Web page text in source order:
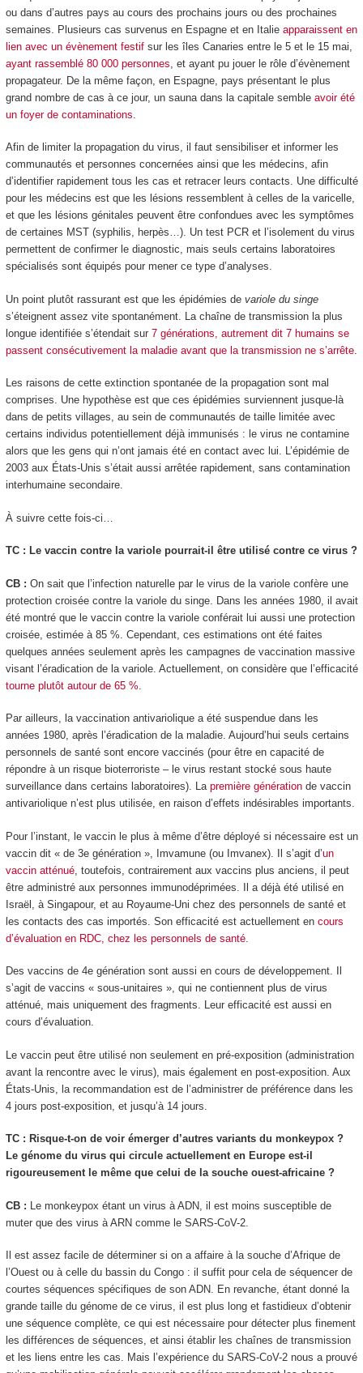
ou dans d’autres pays au cours des prochains jours ou des prochaines
semaines. Plusieurs cas survenus en Espagne et en Italie apparaissent en
lien avec un évènement festifsur les îles Canaries entre le 5 et le 15 mai,
ayant rassemblé 80 000 personnes , et ayant pu jouer le rôle d’évènement
propagateur. De la même façon, en Espagne, pays présentant le plus
grand nombre de cas à ce jour, un sauna dans la capitale semble avoir été
un foyer de contaminations
Afin de limiter la propagation du virus, il faut sensibiliser et informer les
communautés et personnes concernées ainsi que les médecins, afin
d’identifier rapidement tous les cas et retracer leurs contacts. Une difficulté
pour les médecins est que les lésions ressemblent à celles de la varicelle,
et que les lésions génitales peuvent être confondues avec les symptômes
de certaines MST (syphilis, herpès…). Un test PCR et l’isolement du virus
permettent de confirmer le diagnostic, mais seuls certains laboratoires
spécialisés sont équipés pour mener ce type d’analyses.
Un point plutôt rassurant est que les épidémies de variole du singe
s’éteignent assez vite spontanément. La chaîne de transmission la plus
longue identifiée s’étendait sur 7 générations, autrement dit 7 humains se
passent consécutivement la maladie avant que la transmission ne s’arrête.
Les raisons de cette extinction spontanée de la propagation sont mal
comprises. Une hypothèse est que ces épidémies surviennent jusque-là
dans de petits villages, au sein de communautés de taille limitée avec
certains individus potentiellement déjà immunisés : le virus ne contamine
alors que les gens qui n’ont jamais été en contact avec lui. L’épidémie de
2003 aux États-Unis s’était aussi arrêtée rapidement, sans contamination
interhumaine secondaire.
À suivre cette fois-ci…
TC : Le vaccin contre la variole pourrait-il être utilisé contre ce virus ?
CB : On sait que l’infection naturelle par le virus de la variole confère une
protection croisée contre la variole du singe. Dans les années 1980, il avait
été montré que le vaccin contre la variole conférait lui aussi une protection
croisée, estimée à 85 %. Cependant, ces estimations ont été faites
quelques années seulement après les campagnes de vaccination massive
visant l’éradication de la variole. Actuellement, on considère que l’efficacité
tourne plutôt autour de 65 %
Par ailleurs, la vaccination antivariolique a été suspendue dans les
années 1980, après l’éradication de la maladie. Aujourd’hui seuls certains
personnels de santé sont encore vaccinés (pour être en capacité de
répondre à un risque bioterroriste – le virus restant stocké sous haute
surveillance dans certains laboratoires). La première générationde vaccin
antivariolique n’est plus utilisée, en raison d’effets indésirables importants.
Pour l’instant, le vaccin le plus à même d’être déployé si nécessaire est un
vaccin dit « de 3egénération », Imvamune (ou Imvanex). Il s’agit d’un
vaccin atténué, toutefois, contrairement aux vaccins plus anciens, il peut
être administré aux personnes immunodéprimées. Il a déjà été utilisé en
Israël, à Singapour, et au Royaume-Uni chez des personnels de santé et
les contacts des cas importés. Son efficacité est actuellement en cours
d’évaluation en RDC, chez les personnels de santé.
Des vaccins de 4egénération sont aussi en cours de développement. Il
s’agit de vaccins « sous-unitaires », qui ne contiennent plus de virus
atténué, mais uniquement des fragments. Leur efficacité est aussi en
cours d’évaluation.
Le vaccin peut être utilisé non seulement en pré-exposition (administration
avant la rencontre avec le virus), mais également en post-exposition. Aux
États-Unis, la recommandation est de l’administrer de préférence dans les
4 jours post-exposition, et jusqu’à 14 jours.
TC : Risque-t-on de voir émerger d’autres variants du monkeypox ?
Le génome du virus qui circule actuellement en Europe est-il
rigoureusement le même que celui de la souche ouest-africaine ?
CB : Le monkeypox étant un virus à ADN, il est moins susceptible de
muter que des virus à ARN comme le SARS-CoV-2.
Il est assez facile de déterminer si on a affaire à la souche d’Afrique de
l’Ouest ou à celle du bassin du Congo : il suffit pour cela de séquencer de
courtes séquences spécifiques de son ADN. En revanche, étant donné la
grande taille du génome de ce virus, il est plus long et fastidieux d’obtenir
une séquence complète, ce qui est nécessaire pour détecter plus finement
les différences de séquences, et ainsi établir les chaînes de transmission
et les liens entre les cas. Mais l’expérience du SARS-CoV-2 nous a prouvé